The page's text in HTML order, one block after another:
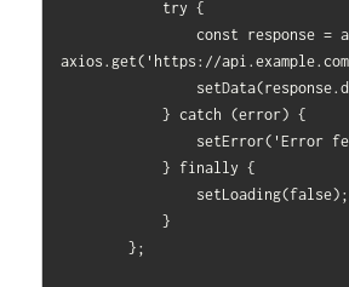
                const response = await
axios.get('https://
            } catch (error) {
            } finally {
            }
        };